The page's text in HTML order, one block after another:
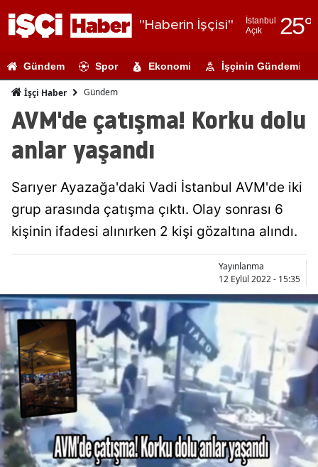
"Haberin İşçisi"
İstanbul
Açık
25°
Adıyaman
Ağrı
Ankara
Antalya
Aydın
Balıkesir
Bilecik
Bingöl
Bitlis
Bolu
Burdur
Gündem Spor Ekonomi İşçinin Gündemi
İşçi Haber Gündem
AVM'de çatışma! Korku dolu
anlar yaşandı
Sarıyer Ayazağa'daki Vadi İstanbul AVM'de iki
grup arasında çatışma çıktı. Olay sonrası 6
kişinin ifadesi alınırken 2 kişi gözaltına alındı.
Yayınlanma
12 Eylül 2022 - 15:35